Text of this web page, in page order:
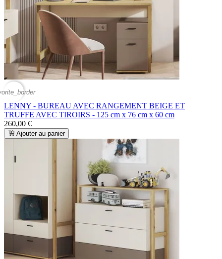
LENNY - BUREAU AVEC RANGEMENT BEIGE ET
TRUFFE AVEC TIROIRS - 125 cm x 76 cm x 60 cm
260,00 €
Ajouter au panier